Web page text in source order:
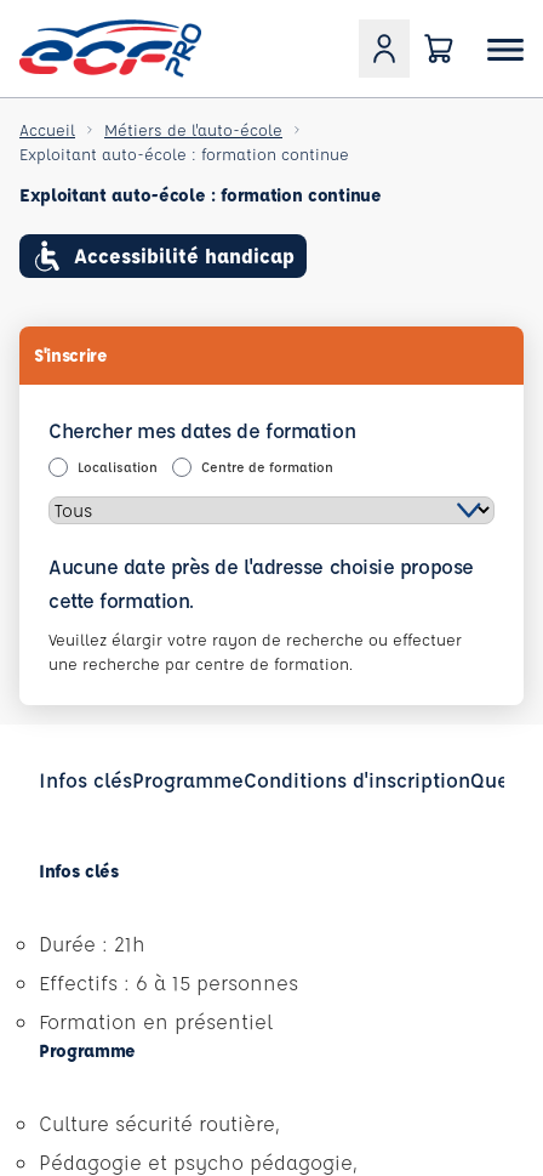
Accueil
Métiers de l'auto-école
Exploitant auto-école : formation continue
Exploitant auto-école : formation continue
Accessibilité handicap
S'inscrire
Chercher mes dates de formation
Localisation Centre de formation
Aucune date près de l'adresse choisie propose
cette formation.
Veuillez élargir votre rayon de recherche ou effectuer
une recherche par centre de formation.
Infos clésProgrammeConditions d'inscription
Infos clés
Durée : 21h
Effectifs : 6 à 15 personnes
Formation en présentiel
Programme
Culture sécurité routière,
Pédagogie et psycho pédagogie,